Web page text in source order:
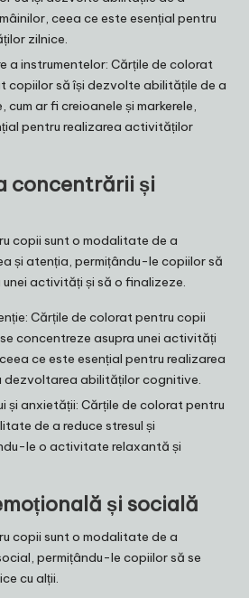
ceea ce este esențial pentru
zilnice.
a instrumentelor: Cărțile de colorat
copiilor să își dezvolte abilitățile de a
cum ar fi creioanele și markerele,
pentru realizarea activităților
concentrării și
copii sunt o modalitate de a
și atenția, permițându-le copiilor să
activități și să o finalizeze.
Cărțile de colorat pentru copii
concentreze asupra unei activități
ce este esențial pentru realizarea
dezvoltarea abilităților cognitive.
și anxietății: Cărțile de colorat pentru
de a reduce stresul și
le o activitate relaxantă și
și socială
copii sunt o modalitate de a
permițându-le copiilor să se
cu alții.